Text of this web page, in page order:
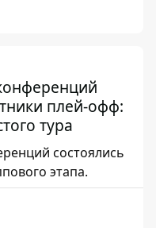
плей-офф:
тура
состоялись
этапа.